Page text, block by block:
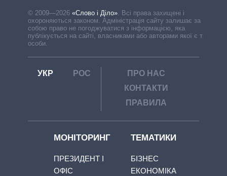
© 2009—2026 «Слово і Діло» Всі права захищені і
охороняються законом. Адміністрація сайту залишає за
собою право не погоджуватися з інформацією, яка
публікується на сайті, власниками або авторами якої є треті
особи.
УКР РОС
ПРО НАС
КОНТАКТИ
ПРАВИЛА
МОНІТОРИНГ
ПРЕЗИДЕНТ І
ОФІС
ТЕМАТИКИ
БІЗНЕС
ЕКОНОМІКА